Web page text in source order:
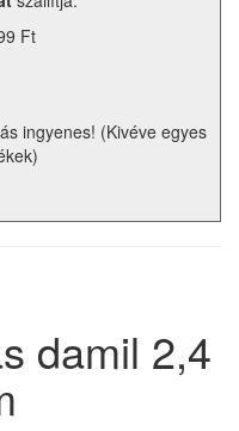
Ft
ingyenes! (Kivéve egyes
damil 2,4